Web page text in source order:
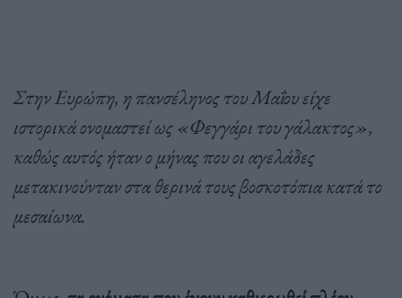
Στην Ευρώπη, η πανσέληνος του Μαΐου είχε
ιστορικά ονομαστεί ως «Φεγγάρι του γάλακτος»,
καθώς αυτός ήταν ο μήνας που οι αγελάδες
μετακινούνταν στα θερινά τους βοσκοτόπια κατά το
μεσαίωνα.